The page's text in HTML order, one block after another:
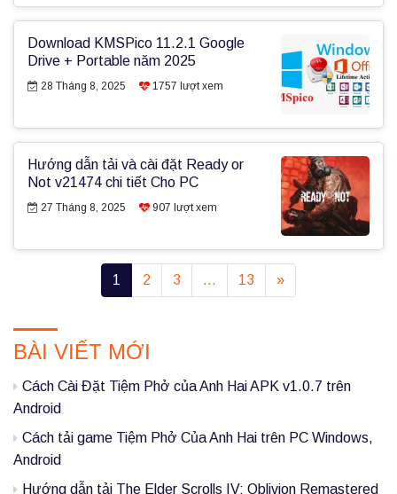
Download KMSPico 11.2.1 Google
Drive + Portable năm 2025
28 Tháng 8, 2025 1757 lượt xem
Hướng dẫn tải và cài đặt Ready or
Not v21474 chi tiết Cho PC
27 Tháng 8, 2025 907 lượt xem
1 2 3 … 13 »
P
r
i
m
a
r
BÀI VIẾT MỚI
Cách Cài Đặt Tiệm Phở của Anh Hai APK v1.0.7 trên
Android
Cách tải game Tiệm Phở Của Anh Hai trên PC Windows,
Android
Hướng dẫn tải The Elder Scrolls IV: Oblivion Remastered